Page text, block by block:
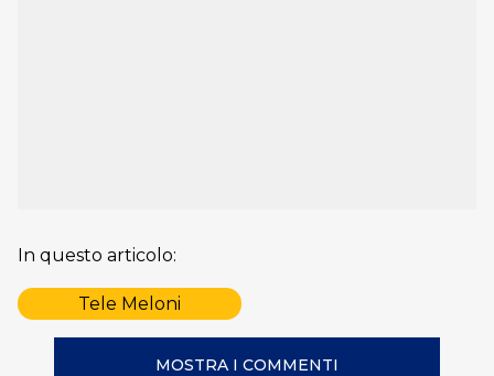
In questo articolo:
Tele Meloni
MOSTRA I COMMENTI